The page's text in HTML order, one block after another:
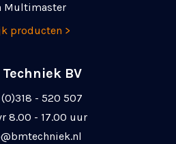
Multimaster
producten >
BV
(0)318 - 520 507
8.00 - 17.00 uur